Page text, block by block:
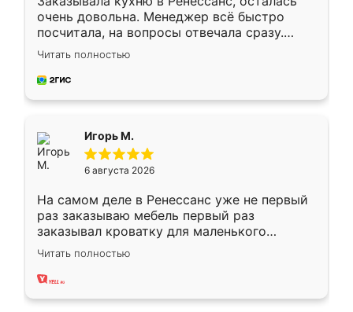
очень довольна. Менеджер всё быстро
посчитала, на вопросы отвечала сразу.
Замерщик приехал в субботу, подошёл к
делу со всей ответственностью. Собрали
за день, ребята работали аккуратно, даже
Читать полностью
Игорь М.
6 августа 2026
На самом деле в Ренессанс уже не первый
раз заказываю мебель первый раз
заказывал кроватку для маленького
ребёнка при его рождении ,во второй раз
заказал шкаф-купе. По качеству очень
хорошее сборка достаточно быстрая,
Читать полностью